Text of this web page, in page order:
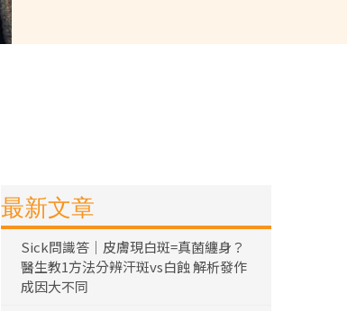
最新文章
Sick問識答｜皮膚現白斑=真菌纏身？
醫生教1方法分辨汗斑vs白蝕 解析發作
成因大不同